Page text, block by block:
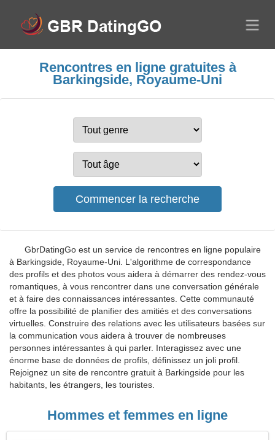
Rencontres en ligne gratuites à
Barkingside, Royaume-Uni
GbrDatingGo est un service de rencontres en ligne populaire
à Barkingside, Royaume-Uni. L'algorithme de correspondance
des profils et des photos vous aidera à démarrer des rendez-vous
romantiques, à vous rencontrer dans une conversation générale
et à faire des connaissances intéressantes. Cette communauté
offre la possibilité de planifier des amitiés et des conversations
virtuelles. Construire des relations avec les utilisateurs basées sur
la communication vous aidera à trouver de nombreuses
personnes intéressantes à qui parler. Interagissez avec une
énorme base de données de profils, définissez un joli profil.
Rejoignez un site de rencontre gratuit à Barkingside pour les
habitants, les étrangers, les touristes.
Hommes et femmes en ligne